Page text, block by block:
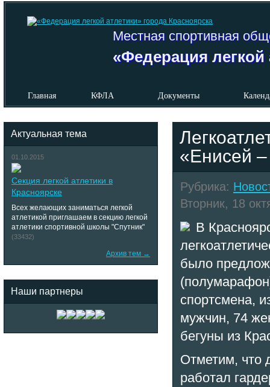
Местная спортивная
«Федерация легкой
Главная КФЛА Документы
Актуальная тема
01.10.2015
Секция легкой атлетики в
Красноярске
Всех желающих заниматься легкой
атлетикой приглашаем в секцию легкой
атлетики спортивной школы "Спутник"
(33432)
Архив тем →
Наши партнеры
«Енисей
Рубрика:
Вторник, 18
В
было
спортсмена,
мужчин, 74
бегуны из
Отметим, что
работал